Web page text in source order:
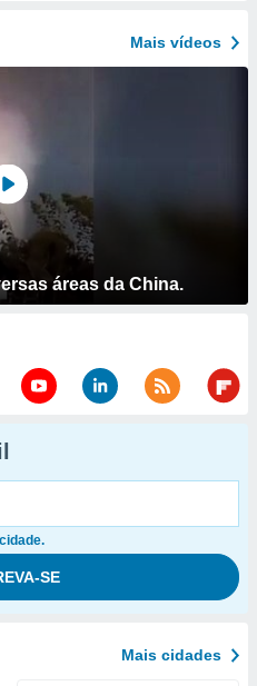
Mais vídeos
áreas da China.
Mais cidades